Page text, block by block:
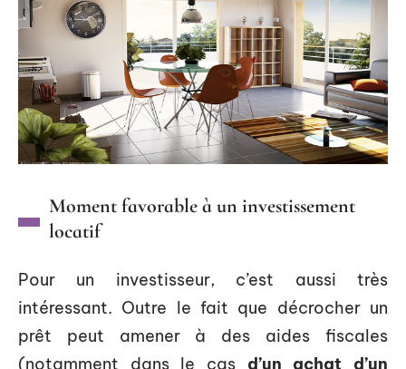
Moment favorable à un investissement
locatif
Pour un investisseur, c’est aussi très
intéressant. Outre le fait que décrocher un
prêt peut amener à des aides fiscales
(notamment dans le cas d’un achat d’un